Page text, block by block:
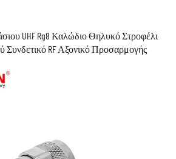
UHF Rg8 Καλώδιο Θηλυκό Στροφέλι
RF Αξονικό Προσαρμογής